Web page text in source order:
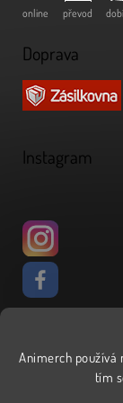
Animerch používá
tím
online převod
Doprava
Instagram